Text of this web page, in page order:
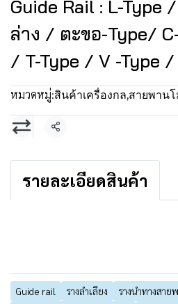
Guide Rail : L-
ล่าง / ตะขอ-Type/
/ T-Type / V -Type /
หมวดหมู่:สินค้าเครื่องกล,สายพาน
แชร์
รายละเอียดสินค้า
Guide rail รางลำเลียง รางนำทางสาย